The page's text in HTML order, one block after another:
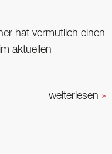
hat vermutlich einen
aktuellen
weiterlesen »